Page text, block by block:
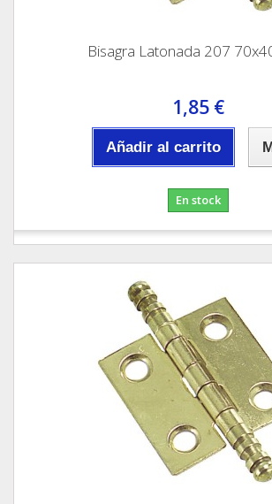
Bisagra Latonada 207
1,85 €
Añadir al carrito
En stock